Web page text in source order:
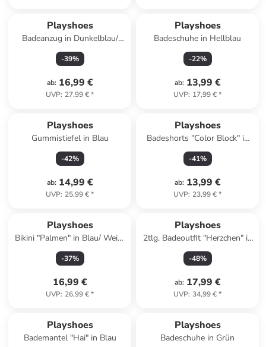
Playshoes
Badeanzug in Dunkelblau/
Pink
-39%
ab: 16,99 €
UVP: 27,99 €*
Playshoes
Badeschuhe in Hellblau
-22%
ab: 13,99 €
UVP: 17,99 €*
Playshoes
Gummistiefel in Blau
-42%
ab: 14,99 €
UVP: 25,99 €*
Playshoes
Badeshorts "Color Block" in
Blau/ Orange/ Creme
-41%
ab: 13,99 €
UVP: 23,99 €*
Playshoes
Bikini "Palmen" in Blau/ Weiß/
Orange
-37%
16,99 €
UVP: 26,99 €*
Playshoes
2tlg. Badeoutfit "Herzchen" in
Dunkelblau
-48%
ab: 17,99 €
UVP: 34,99 €*
Playshoes
Bademantel "Hai" in Blau
Playshoes
Badeschuhe in Grün